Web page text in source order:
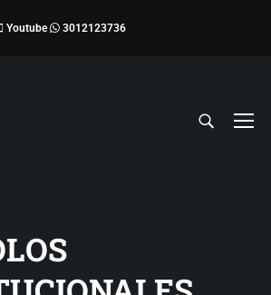
Youtube 3012123736